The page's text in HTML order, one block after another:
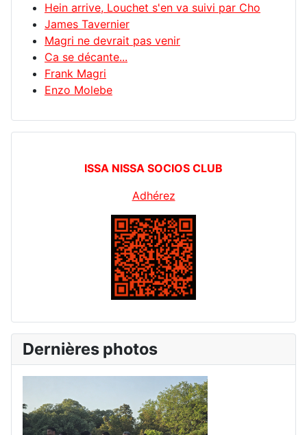
Hein arrive, Louchet s'en va suivi par Cho
James Tavernier
Magri ne devrait pas venir
Ca se décante...
Frank Magri
Enzo Molebe
ISSA NISSA SOCIOS CLUB
Adhérez
Dernières photos